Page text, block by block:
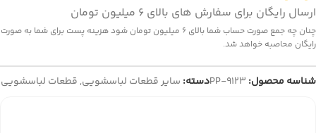
ارسال رایگان برای سفارش های بالای 6 میلیون تومان
چنان چه جمع صورت حساب شما بالای 6 میلیون تومان شود هزینه پست برای شما به صورت
رایگان محاصبه خواهد شد.
شناسه محصول: PP-9123دسته: سایر قطعات لباسشویی, قطعات لباسشویی